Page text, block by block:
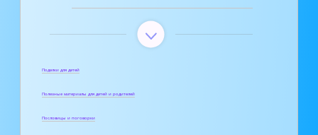
Поделки для детей
Полезные материалы для детей и родителей
Пословицы и поговорки